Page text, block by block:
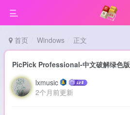
首页 Windows 正文
PicPick Professional-中文破解绿色版
lxmusic
2个月前更新